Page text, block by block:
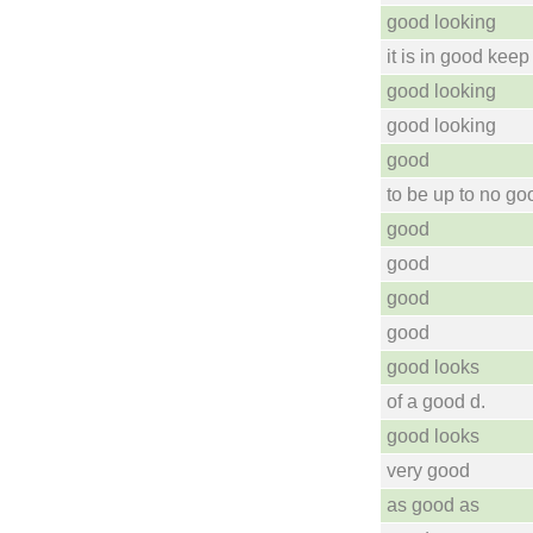
good looking
it is in good keep
good looking
good looking
good
to be up to no
good
good
good
good
good looks
of a good d.
good looks
very good
as good as